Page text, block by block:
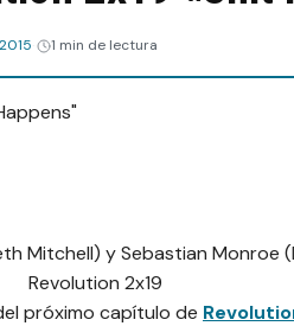
1 min de lectura
próximo capítulo de